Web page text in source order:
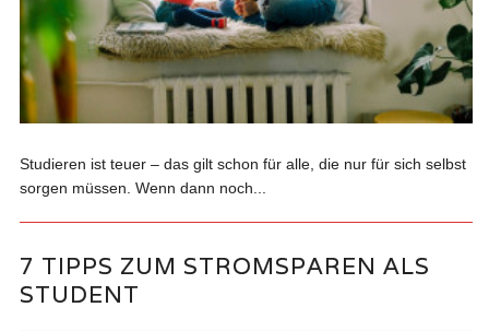
Studieren ist teuer – das gilt schon für alle, die nur für sich selbst
sorgen müssen. Wenn dann noch...
7 TIPPS ZUM STROMSPAREN ALS
STUDENT